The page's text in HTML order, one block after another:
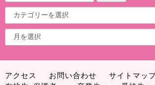
アクセス お問い合わせ
サイトマッ